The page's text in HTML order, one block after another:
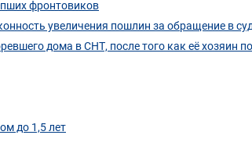
фронтовиков
увеличения пошлин за обращение в
дома в СНТ, после того как её хозяин
до 1,5 лет